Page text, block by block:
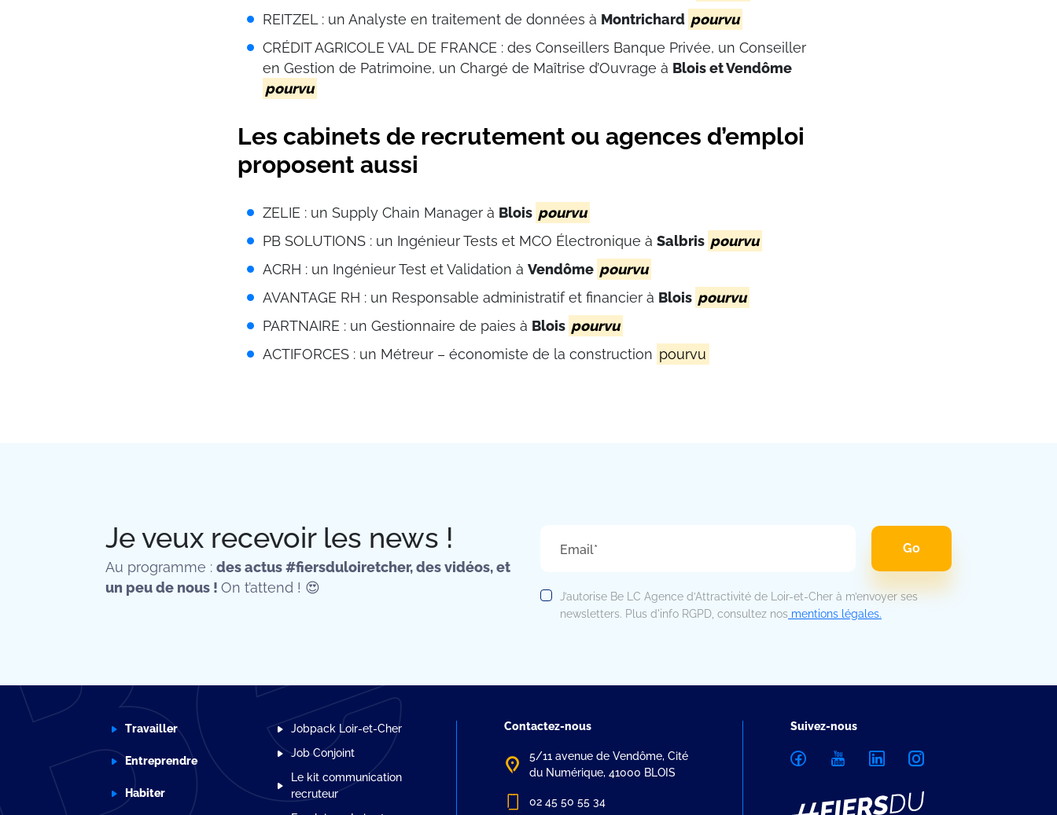
REITZEL : un Analyste en traitement de données à Montrichard pourvu
CRÉDIT AGRICOLE VAL DE FRANCE : des Conseillers Banque Privée, un Conseiller
en Gestion de Patrimoine, un Chargé de Maîtrise d’Ouvrage à Blois et Vendôme
pourvu
Les cabinets de recrutement ou agences d’emploi
proposent aussi
ZELIE : un Supply Chain Manager à Blois pourvu
PB SOLUTIONS : un Ingénieur Tests et MCO Électronique à Salbris pourvu
ACRH : un Ingénieur Test et Validation à Vendôme pourvu
AVANTAGE RH : un Responsable administratif et financier à Blois pourvu
PARTNAIRE : un Gestionnaire de paies à Blois pourvu
ACTIFORCES : un Métreur – économiste de la construction pourvu
Je veux recevoir les news !
Au programme : des actus #fiersduloiretcher, des vidéos, et
un peu de nous ! On t’attend ! 😍
Email*
J’autorise Be LC Agence d’Attractivité de Loir-et-Cher à m’envoyer ses
newsletters. Plus d'info RGPD, consultez nos mentions légales.
Travailler
Entreprendre
Habiter
Jobpack Loir-et-Cher
Job Conjoint
Le kit communication
recruteur
Contactez-nous
5/11 avenue de Vendôme, Cité
du Numérique, 41000 BLOIS
02 45 50 55 34
Suivez-nous